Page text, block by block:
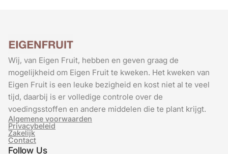
Wij, van Eigen Fruit, hebben en geven graag de
mogelijkheid om Eigen Fruit te kweken. Het kweken van
Eigen Fruit is een leuke bezigheid en kost niet al te veel
tijd, daarbij is er volledige controle over de
voedingsstoffen en andere middelen die te plant krijgt.
Algemene voorwaarden
Privacybeleid
Zakelijk
Contact
Follow Us